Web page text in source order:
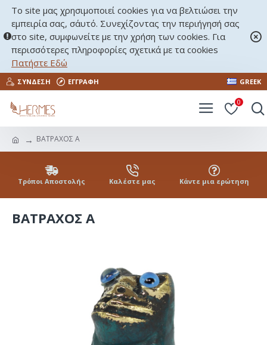
Το site μας χρησιμοποιεί cookies για να βελτιώσει την
εμπειρία σας, σ΄αυτό. Συνεχίζοντας την περιήγησή σας
στο site, συμφωνείτε με την χρήση των cookies. Για
περισσότερες πληροφορίες σχετικά με τα cookies
Πατήστε Εδώ
ΣΎΝΔΕΣΗ ΕΓΓΡΑΦΉ GREEK
0
ΒΑΤΡΑΧΟΣ Α
Τρόποι Αποστολής Καλέστε μας Κάντε μια ερώτηση
ΒΑΤΡΑΧΟΣ Α